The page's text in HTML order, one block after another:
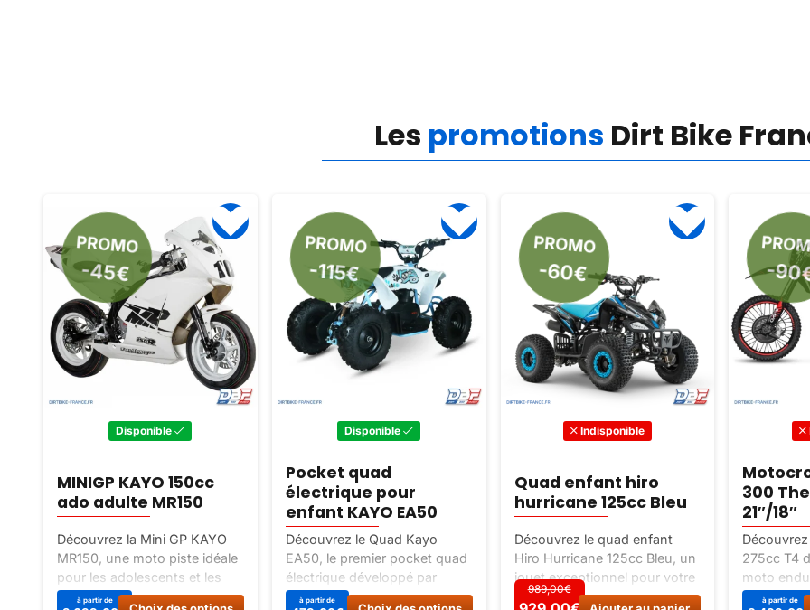
Les promotions Dirt Bike
Disponible
PROMO
-45€
MINIGP KAYO 150cc
ado adulte MR150
Découvrez la Mini GP KAYO
MR150, une moto piste idéale
pour les adolescents et les
adultes. Performante et
à partir de
Ce
Disponible
PROMO
-115€
Pocket quad
électrique pour
enfant KAYO EA50
Découvrez le Quad Kayo
EA50, le premier pocket quad
électrique développé par
Kayo. Puissant, fiable et
à partir de
Ce
Indisponible
PROMO
-60€
Quad enfant hiro
hurricane 125cc Bleu
Découvrez le quad enfant
Hiro Hurricane 125cc Bleu, un
jouet exceptionnel pour votre
enfant. Cadre périmétrique
929,00€
989,00€
-
300
21″/18″
275cc T4
moto
amateurs
à partir de